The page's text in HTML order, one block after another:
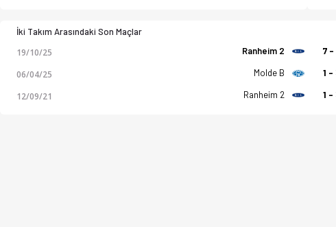
İki Takım Arasındaki Son Maçlar
19/10/25 Ranheim 2 7 -
06/04/25 Molde B 1 -
12/09/21 Ranheim 2 1 -